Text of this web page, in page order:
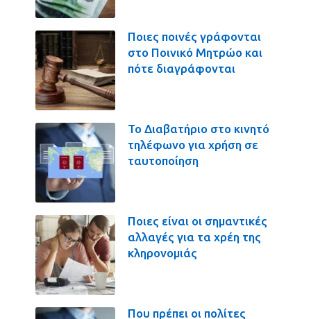
Ποιες ποινές γράφονται
στο Ποινικό Μητρώο και
πότε διαγράφονται
Το Διαβατήριο στο κινητό
τηλέφωνο για χρήση σε
ταυτοποίηση
Ποιες είναι οι σημαντικές
αλλαγές για τα χρέη της
κληρονομιάς
Που πρέπει οι πολίτες